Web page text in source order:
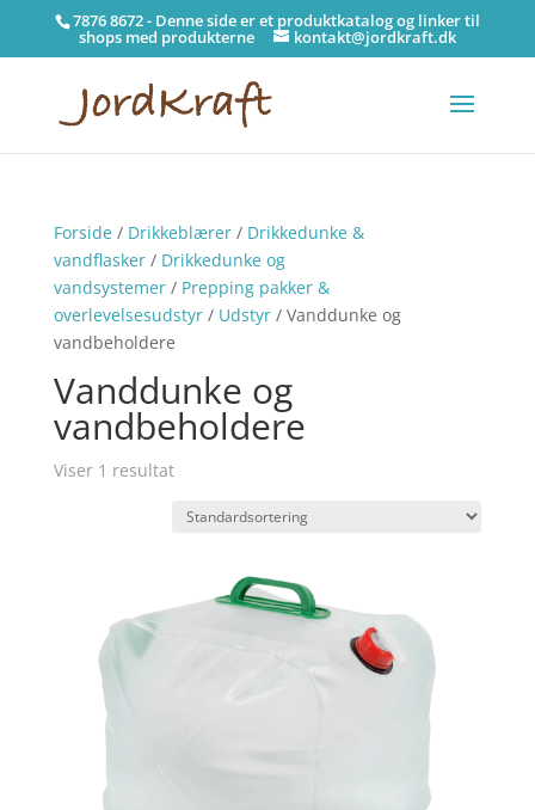
7876 8672 - Denne side er et produktkatalog og linker til
shops med produkterne kontakt@jordkraft.dk
Forside/ Drikkeblærer/ Drikkedunke &
vandflasker/ Drikkedunke og
vandsystemer/ Prepping pakker &
overlevelsesudstyr/ Udstyr/ Vanddunke og
vandbeholdere
Vanddunke og
vandbeholdere
Viser 1 resultat